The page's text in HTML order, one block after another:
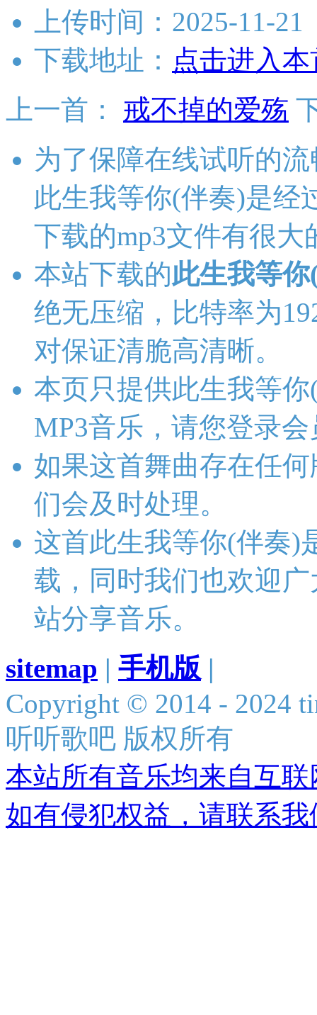
上传时间：2025-11-21
下载地址： 点击进入
上一首：
戒不掉的爱殇
为了保障在线试听的
此生我等你(伴奏)是经
下载的mp3文件有很大
本站下载的此生我等
绝无压缩，比特率为
对保证清脆高清晰。
本页只提供此生我等
MP3音乐，请您登录
如果这首舞曲存在任
们会及时处理。
这首此生我等你(伴奏)
载，同时我们也欢迎
站分享音乐。
sitemap | 手机版 |
Copyright © 2014 - 2024
听听歌吧 版权所有
本站所有音乐均来自互
如有侵犯权益，请联系